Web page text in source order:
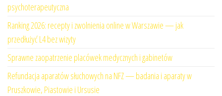
psychoterapeutyczna
Ranking 2026: recepty i zwolnienia online w Warszawie — jak
przedłużyć L4 bez wizyty
Sprawne zaopatrzenie placówek medycznych i gabinetów
Refundacja aparatów słuchowych na NFZ — badania i aparaty w
Pruszkowie, Piastowie i Ursusie